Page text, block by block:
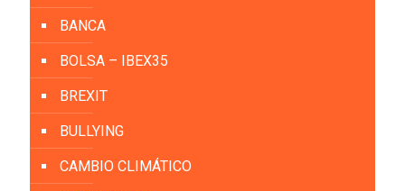
BANCA
BOLSA – IBEX35
BREXIT
BULLYING
CAMBIO CLIMÁTICO